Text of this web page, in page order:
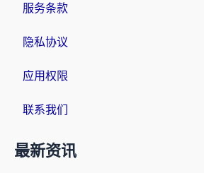
服务条款
隐私协议
应用权限
联系我们
最新资讯